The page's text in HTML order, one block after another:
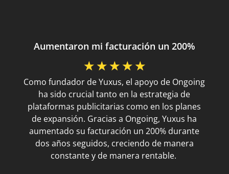
Aumentaron mi facturación un 200%
☆ ☆ ☆ ☆ ☆
Como fundador de Yuxus, el apoyo de Ongoing
ha sido crucial tanto en la estrategia de
plataformas publicitarias como en los planes
de expansión. Gracias a Ongoing, Yuxus ha
aumentado su facturación un 200% durante
dos años seguidos, creciendo de manera
constante y de manera rentable.